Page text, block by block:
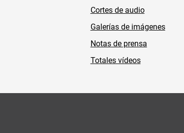
Cortes de audio
Galerías de imágenes
Notas de prensa
Totales vídeos